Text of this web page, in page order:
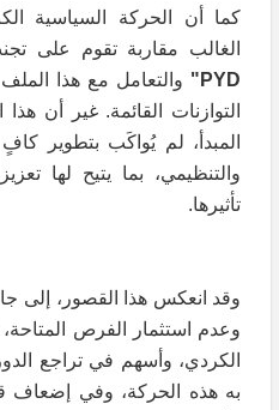
كما أن الحركة السياسية
الغالب مقاربة تقوم على
PYD
" والتعامل مع هذا
التوازنات القائمة. غير أن
المبدأ، لم يُواكَب بتطوير
والتنظيمي، بما يتيح لها
تأثيرها.
وقد انعكس هذا القصور، إلى
وعدم استثمار الفرص
الكردي، وأسهم في تراجع
به هذه الحركة، وفي إضعاف